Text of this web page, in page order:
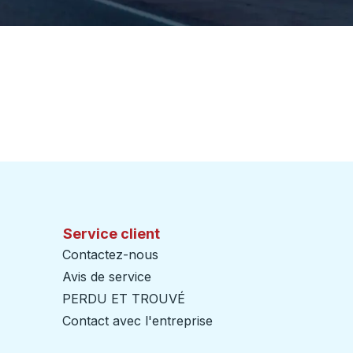
Service client
Contactez-nous
Avis de service
PERDU ET TROUVÉ
Contact avec l'entreprise